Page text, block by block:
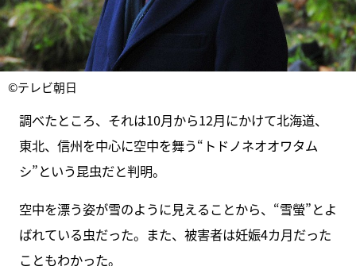
©テレビ朝日
調べたところ、それは10月から12月にかけて北海道、
東北、信州を中心に空中を舞う“トドノネオオワタム
シ”という昆虫だと判明。
空中を漂う姿が雪のように見えることから、“雪螢”とよ
ばれている虫だった。また、被害者は妊娠4カ月だった
こともわかった。